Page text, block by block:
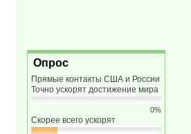
Опрос
Прямые контакты США и России
Точно ускорят достижение мира
0%
Скорее всего ускорят